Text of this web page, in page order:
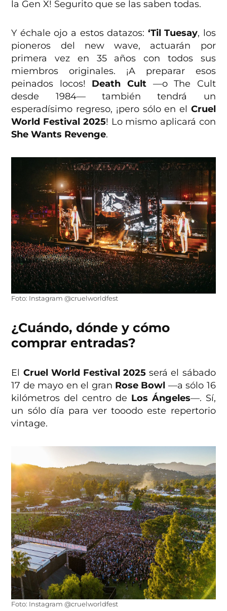
la Gen X! Segurito que se las saben todas.
Y échale ojo a estos datazos: ‘Til Tuesay, los
pioneros del new wave, actuarán por
primera vez en 35 años con todos sus
miembros originales. ¡A preparar esos
peinados locos! Death Cult —o The Cult
desde 1984— también tendrá un
esperadísimo regreso, ¡pero sólo en el Cruel
World Festival 2025! Lo mismo aplicará con
She Wants Revenge.
Foto: Instagram @cruelworldfest
¿Cuándo, dónde y cómo
comprar entradas?
El Cruel World Festival 2025 será el sábado
17 de mayo en el gran Rose Bowl —a sólo 16
kilómetros del centro de Los Ángeles—. Sí,
un sólo día para ver tooodo este repertorio
vintage.
Foto: Instagram @cruelworldfest